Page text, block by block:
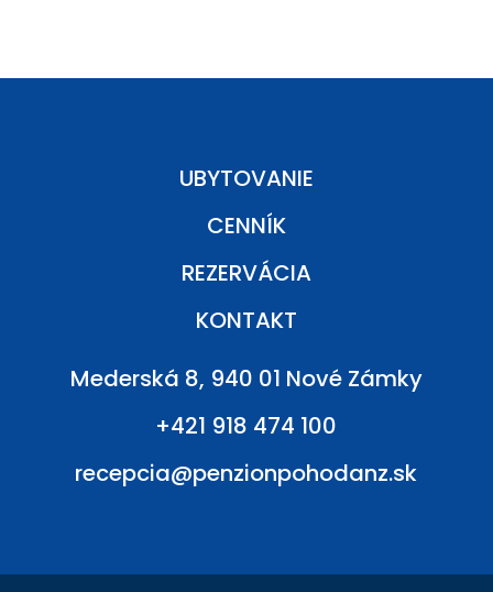
UBYTOVANIE
CENNÍK
REZERVÁCIA
KONTAKT
Mederská 8, 940 01 Nové Zámky
+421 918 474 100
recepcia@penzionpohodanz.sk